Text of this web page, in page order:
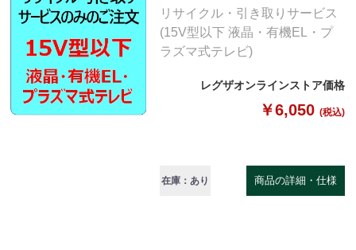
リサイクル・引き取りサービス
(15V型以下 液晶・有機EL・プ
ラズマ式テレビ)
レグザオンラインストア価格
￥6,050 (税込)
在庫：あり 商品の詳細・仕様